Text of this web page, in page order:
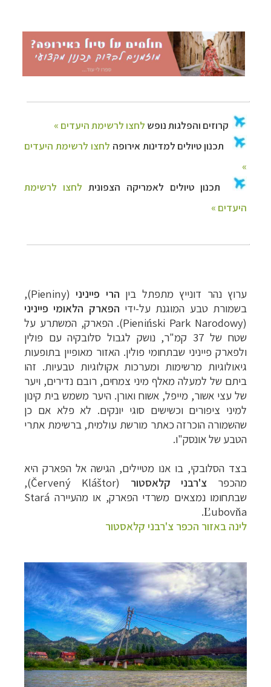
ערוץ נהר דונייץ מתפתל בין הרי פייניני(Pieniny
),
בשמורת טבע המוגנת על-ידי הפארק הלאומי פייניני
(
Pieniński Park Narodowy). הפארק, המשתרע על
שטח של 37 קמ"ר, נושק לגבול סלובקיה עם פולין
ולפארק פייניני שבתחומי פולין. האזור מאופיין בתופעות
גיאולוגיות מרשימות ומערכות אקולוגיות טבעיות. זהו
ביתם של למעלה מאלף מיני צמחים, רובם נדירים, ויער
של עצי אשור, מייפל, אשוח ואורן. היער משמש בית קינון
למיני ציפורים וכשישים סוגי יונקים. לא פלא אם כן
שהשמורה הוכרזה כאתר מורשת עולמית, ברשימת אתרי
הטבע של אונסק"ו.
בצד הסלובקי, בו אנו מטיילים, הגישה אל הפארק היא
מהכפר צ'רבני קלאסטור (Červený Kláštor
),
שבתחומו נמצאים משרדי הפארק, או מהעיירה Stará
Ľubovňa.
לינה באזור הכפר צ'רבני קלאסטור